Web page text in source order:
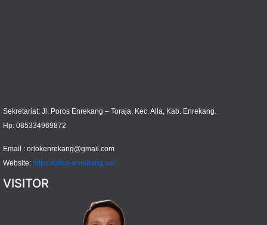
Sekretariat: Jl. Poros Enrekang – Toraja, Kec. Alla, Kab. Enrekang.
Hp: 085334969872
Email : orlokenrekang@gmail.com
Website: https://orlok-enrekang.net
VISITOR